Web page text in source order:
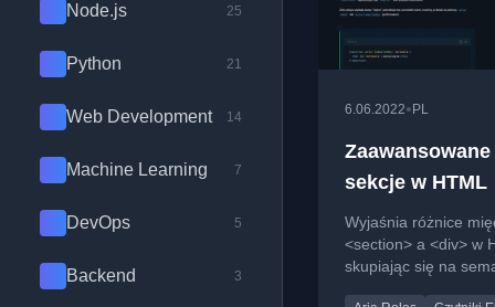
Node.js 25
Python 21
Web Development 14
Machine Learning 7
DevOps 5
Backend 3
6.06.2022• PL
Zaawansowane
sekcje w HTML
Wyjaśnia różnice
<section> a <div> w
skupiając się na